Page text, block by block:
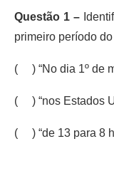
Questão 1 –
primeiro período do
( ) “No dia 1º de
( ) “nos Estados
( ) “de 13 para 8